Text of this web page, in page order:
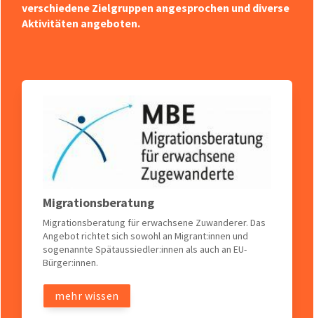
verschiedene Zielgruppen angesprochen und diverse
Aktivitäten angeboten.
Migrationsberatung
Migrationsberatung für erwachsene Zuwanderer. Das
Angebot richtet sich sowohl an Migrant:innen und
sogenannte Spätaussiedler:innen als auch an EU-
Bürger:innen.
mehr wissen